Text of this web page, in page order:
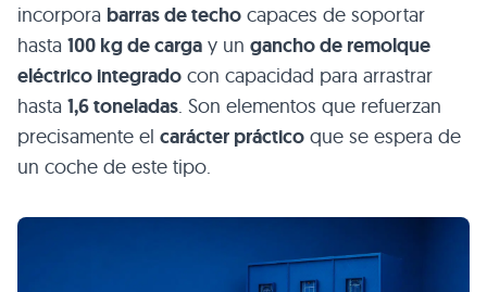
incorpora barras de techo capaces de soportar
hasta 100 kg de carga y un gancho de remolque
eléctrico integrado con capacidad para arrastrar
hasta 1,6 toneladas. Son elementos que refuerzan
precisamente el carácter práctico que se espera de
un coche de este tipo.